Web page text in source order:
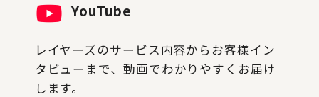
YouTube
レイヤーズのサービス内容からお客様イン
タビューまで、動画でわかりやすくお届け
します。